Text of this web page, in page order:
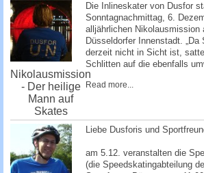
Nikolausmission
- Der heilige
Mann auf
Skates
Die Inlineskater von Dusfor
Sonntagnachmittag, 6.
alljährlichen Nikolausmission
Düsseldorfer Innenstadt. „Da
derzeit nicht in Sicht ist,
Schlitten auf die ebenfalls
Read more...
Liebe Dusforis und
am 5.12. veranstalten die
(die Speedskatingabteilung